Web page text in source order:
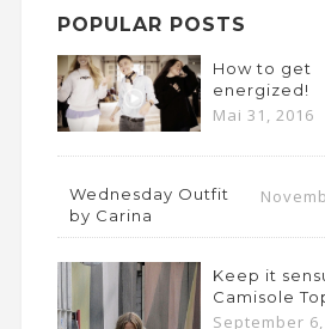
POPULAR POSTS
How to get
energized!
Mai 31, 2016
Wednesday Outfit
by Carina
Keep it
Camisole
September